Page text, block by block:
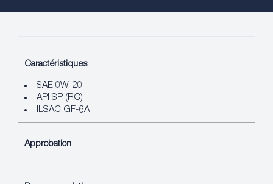
Caractéristiques
SAE 0W-20
API SP (RC)
ILSAC GF-6A
Approbation